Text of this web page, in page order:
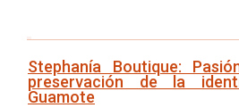
Stephanía Boutique:
preservación de la
Guamote